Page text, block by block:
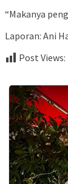
“Makanya
Laporan: Ani
Post Views: